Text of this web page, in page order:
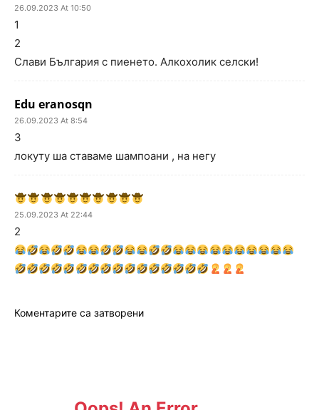
26.09.2023 At 10:50
1
2
Слави България с пиенето. Алкохолик селски!
Edu eranosqn
26.09.2023 At 8:54
3
локуту ша ставаме шампоани , на негу
25.09.2023 At 22:44
2
Коментарите са затворени